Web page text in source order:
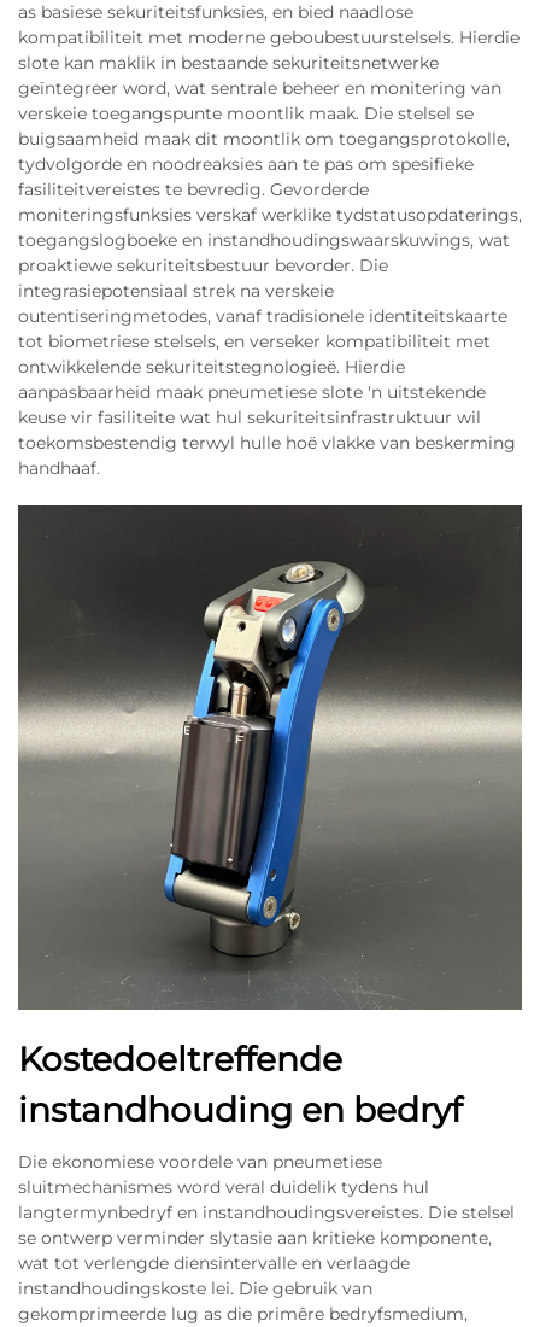
as basiese sekuriteitsfunksies, en bied naadlose
kompatibiliteit met moderne geboubestuurstelsels. Hierdie
slote kan maklik in bestaande sekuriteitsnetwerke
geïntegreer word, wat sentrale beheer en monitering van
verskeie toegangspunte moontlik maak. Die stelsel se
buigsaamheid maak dit moontlik om toegangsprotokolle,
tydvolgorde en noodreaksies aan te pas om spesifieke
fasiliteitvereistes te bevredig. Gevorderde
moniteringsfunksies verskaf werklike tydstatusopdaterings,
toegangslogboeke en instandhoudingswaarskuwings, wat
proaktiewe sekuriteitsbestuur bevorder. Die
integrasiepotensiaal strek na verskeie
outentiseringmetodes, vanaf tradisionele identiteitskaarte
tot biometriese stelsels, en verseker kompatibiliteit met
ontwikkelende sekuriteitstegnologieë. Hierdie
aanpasbaarheid maak pneumetiese slote 'n uitstekende
keuse vir fasiliteite wat hul sekuriteitsinfrastruktuur wil
toekomsbestendig terwyl hulle hoë vlakke van beskerming
handhaaf.
Kostedoeltreffende
instandhouding en bedryf
Die ekonomiese voordele van pneumetiese
sluitmechanismes word veral duidelik tydens hul
langtermynbedryf en instandhoudingsvereistes. Die stelsel
se ontwerp verminder slytasie aan kritieke komponente,
wat tot verlengde diensintervalle en verlaagde
instandhoudingskoste lei. Die gebruik van
gekomprimeerde lug as die primêre bedryfsmedium,